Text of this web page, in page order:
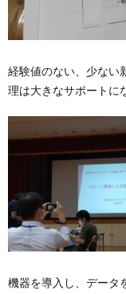
経験値のない、少ない
理は大きなサポートに
機器を導入し、データ